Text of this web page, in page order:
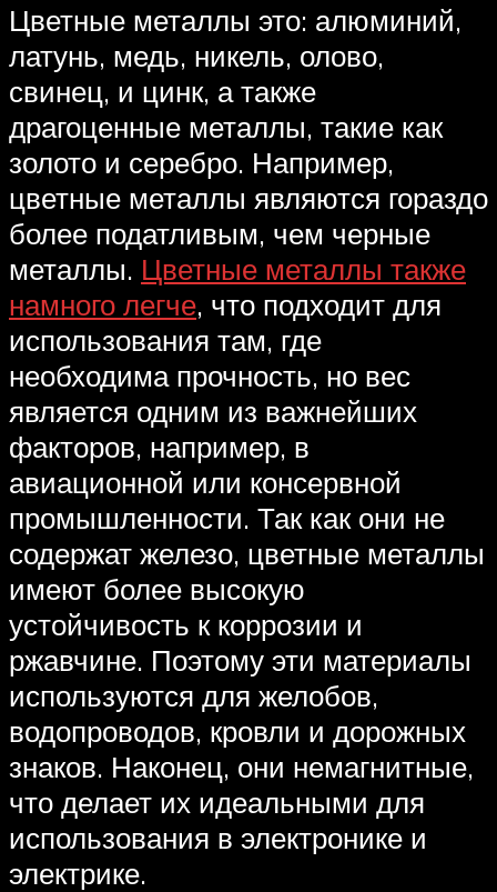
Цветные металлы это: алюминий,
латунь, медь, никель, олово,
свинец, и цинк, а также
драгоценные металлы, такие как
золото и серебро. Например,
цветные металлы являются гораздо
более податливым, чем черные
металлы. Цветные металлы также
намного легче, что подходит для
использования там, где
необходима прочность, но вес
является одним из важнейших
факторов, например, в
авиационной или консервной
промышленности. Так как они не
содержат железо, цветные металлы
имеют более высокую
устойчивость к коррозии и
ржавчине. Поэтому эти материалы
используются для желобов,
водопроводов, кровли и дорожных
знаков. Наконец, они немагнитные,
что делает их идеальными для
использования в электронике и
электрике.